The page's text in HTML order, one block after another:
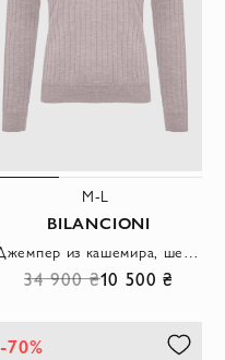
M-L
BILANCIONI
34 900 ₴10 500 ₴
-70%